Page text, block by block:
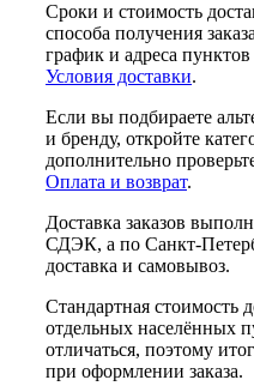
Сроки и стоимость
способа получения
график и адреса
Условия доставки.
Если вы подбираете
и бренду, откройте
дополнительно
Оплата и возврат.
Доставка заказов
СДЭК, а по Санкт-
доставка и самовывоз.
Стандартная стоимость
отдельных населённых
отличаться, поэтому
при оформлении заказа.